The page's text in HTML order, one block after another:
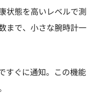
状態を高いレベルで測
まで、小さな腕時計一
すぐに通知。この機能